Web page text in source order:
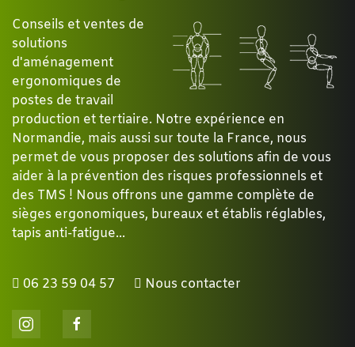
Conseils et ventes de
solutions
d'aménagement
ergonomiques de
postes de travail
production et tertiaire. Notre expérience en
Normandie, mais aussi sur toute la France, nous
permet de vous proposer des solutions afin de vous
aider à la prévention des risques professionnels et
des TMS ! Nous offrons une gamme complète de
sièges ergonomiques, bureaux et établis réglables,
tapis anti-fatigue...
06 23 59 04 57 Nous contacter